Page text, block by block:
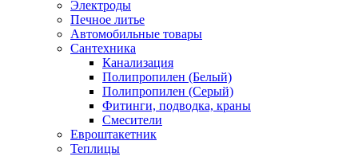
Электроды
Печное литье
Автомобильные товары
Сантехника
Канализация
Полипропилен (Белый)
Полипропилен (Серый)
Фитинги, подводка, краны
Смесители
Евроштакетник
Теплицы